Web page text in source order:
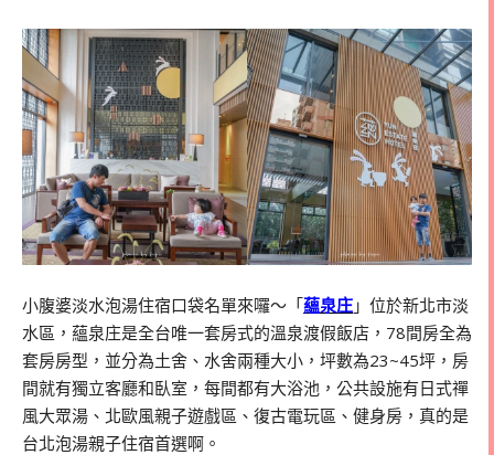
小腹婆淡水泡湯住宿口袋名單來囉～「蘊泉庄 」位於新北市淡
水區，蘊泉庄是全台唯一套房式的溫泉渡假飯店，78間房全為
套房房型，並分為土舍、水舍兩種大小，坪數為23~45坪，房
間就有獨立客廳和臥室，每間都有大浴池，公共設施有日式禪
風大眾湯、北歐風親子遊戲區、復古電玩區、健身房，真的是
台北泡湯親子住宿首選啊。